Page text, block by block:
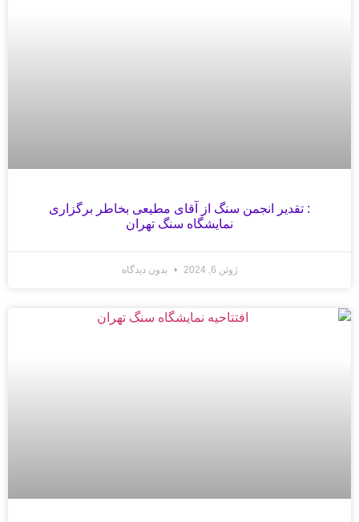
: تقدیر انجمن سنگ از آقای مطیعی بخاطر برگزاری
نمایشگاه سنگ تهران
ژوئن 6, 2024 بدون دیدگاه